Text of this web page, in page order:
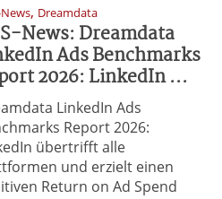
News, Dreamdata
News: Dreamdata
Ads Benchmarks
2026: LinkedIn ...
LinkedIn Ads
Report 2026:
übertrifft alle
und erzielt einen
Return on Ad Spend